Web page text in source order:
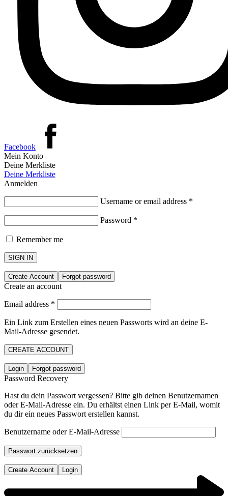
Facebook
Mein Konto
Deine Merkliste
Deine Merkliste
Anmelden
Username or email address *
Password *
Remember me
SIGN IN
Create Account Forgot password
Create an account
Email address *
Ein Link zum Erstellen eines neuen Passworts wird an deine E-
Mail-Adresse gesendet.
CREATE ACCOUNT
Login Forgot password
Password Recovery
Hast du dein Passwort vergessen? Bitte gib deinen Benutzernamen
oder E-Mail-Adresse ein. Du erhältst einen Link per E-Mail, womit
du dir ein neues Passwort erstellen kannst.
Benutzername oder E-Mail-Adresse
Passwort zurücksetzen
Create Account Login